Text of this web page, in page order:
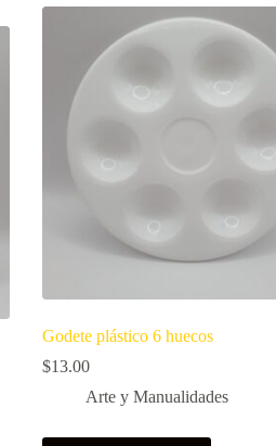
Godete plástico 6 huecos
$13.00
Arte y Manualidades